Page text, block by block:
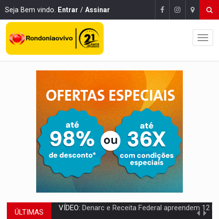
Seja Bem vindo. Entrar / Assinar
ÚLTIMAS OPERAÇÃO DA PC:Membros do CV são presos com armas e drogas após